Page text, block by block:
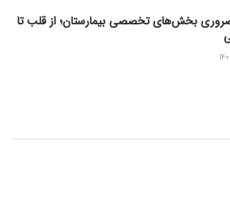
بخش‌های تخصصی بیمارستان؛ از قلب تا